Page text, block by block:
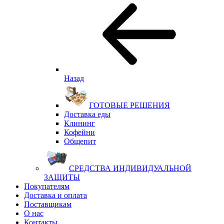
Назад
ГОТОВЫЕ РЕШЕНИЯ
Доставка еды
Клининг
Кофейни
Общепит
СРЕДСТВА ИНДИВИДУАЛЬНОЙ
ЗАЩИТЫ
Покупателям
Доставка и оплата
Поставщикам
О нас
Контакты